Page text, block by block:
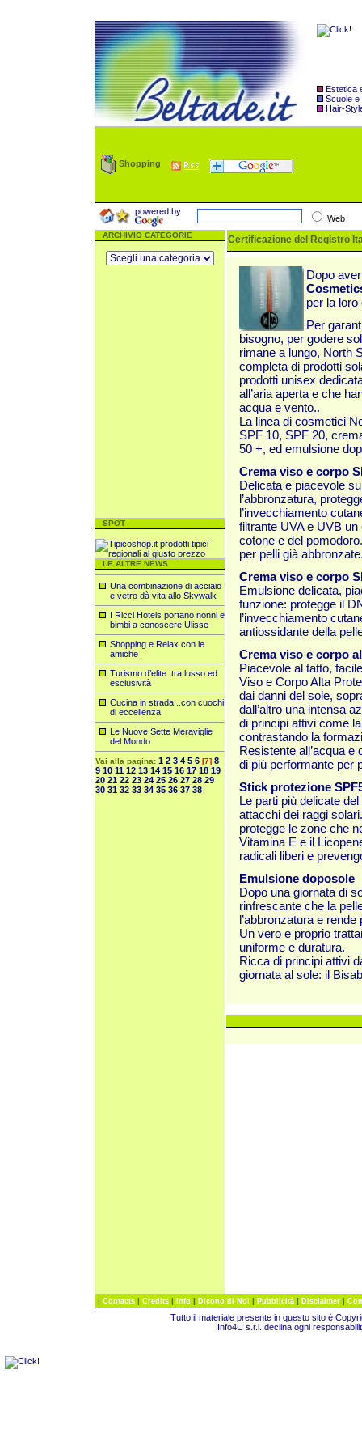
Estetica
Scuole e
Hair-
Shopping
powered by
Web
ARCHIVIO CATEGORIE
SPOT
LE ALTRE NEWS
Una combinazione di acciaio
e vetro dà vita allo Skywalk
I Ricci Hotels portano nonni e
bimbi a conoscere Ulisse
Shopping e Relax con le
amiche
Turismo d’elite..tra lusso ed
esclusività
Cucina in strada...con cuochi
di eccellenza
Le Nuove Sette Meraviglie
del Mondo
Vai alla pagina: 1 2 3 4 5 6 [7] 8
9 10 11 12 13 14 15 16 17 18 19
20 21 22 23 24 25 26 27 28 29
30 31 32 33 34 35 36 37 38
Certificazione del Registro
Dopo
per la
Per
bisogno, per godere
rimane a lungo, North
completa di prodotti
prodotti unisex
all’aria aperta e che
acqua e vento..
La linea di cosmetici
SPF 10, SPF 20,
50 +, ed emulsione
Crema viso e corpo
Delicata e piacevole
l’abbronzatura,
l’invecchiamento
filtrante UVA e UVB
cotone e del
per pelli già
Crema viso e corpo
Emulsione delicata,
funzione: protegge il
l’invecchiamento
antiossidante della
Crema viso e corpo
Piacevole al tatto,
Viso e Corpo Alta
dai danni del sole,
dall’altro una intensa
di principi attivi come
contrastando la
Resistente all’acqua
di più performante per
Stick protezione
Le parti più delicate
attacchi dei raggi
protegge le zone che
Vitamina E e il
radicali liberi e
Emulsione doposole
Dopo una giornata di
rinfrescante che la
l’abbronzatura e
Un vero e proprio
uniforme e duratura.
Ricca di principi attivi
giornata al sole: il
| Contacts | Credits | Info | Dicono di Noi | Pubblicità | Disclaimer |
Tutto il materiale presente in questo sito è
Info4U s.r.l. declina ogni